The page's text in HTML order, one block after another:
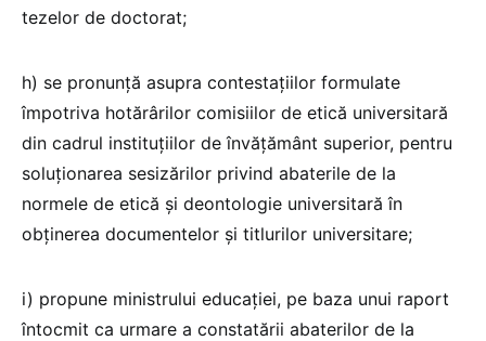
tezelor de doctorat;
h) se pronunță asupra contestațiilor formulate
împotriva hotărârilor comisiilor de etică universitară
din cadrul instituțiilor de învățământ superior, pentru
soluționarea sesizărilor privind abaterile de la
normele de etică și deontologie universitară în
obținerea documentelor și titlurilor universitare;
i) propune ministrului educației, pe baza unui raport
întocmit ca urmare a constatării abaterilor de la